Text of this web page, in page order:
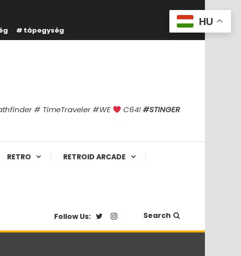
tápegység
# TimeTraveler #WE C64!#STINGER
RETRO RETROID ARCADE
Follow Us: Search
HU